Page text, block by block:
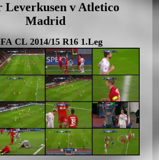
Leverkusen v Atletico
Madrid
CL 2014/15 R16 1.Leg